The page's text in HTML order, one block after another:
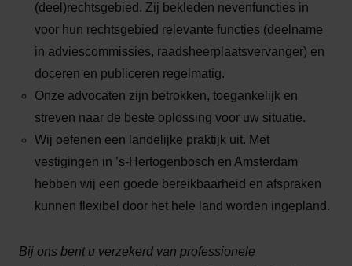
(deel)rechtsgebied. Zij bekleden nevenfuncties in
voor hun rechtsgebied relevante functies (deelname
in adviescommissies, raadsheerplaatsvervanger) en
doceren en publiceren regelmatig.
Onze advocaten zijn betrokken, toegankelijk en
streven naar de beste oplossing voor uw situatie.
Wij oefenen een landelijke praktijk uit. Met
vestigingen in ’s-Hertogenbosch en Amsterdam
hebben wij een goede bereikbaarheid en afspraken
kunnen flexibel door het hele land worden ingepland.
Bij ons bent u verzekerd van professionele